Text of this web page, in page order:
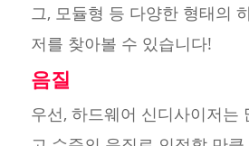
그, 모듈형 등 다양한 형태의
저를 찾아볼 수 있습니다!
음질
우선, 하드웨어 신디사이저는